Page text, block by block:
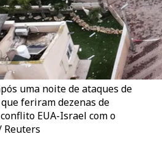
uma noite de ataques de
feriram dezenas de
EUA-Israel com o
Reuters